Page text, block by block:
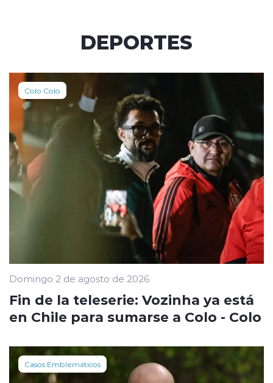
DEPORTES
Colo Colo
Domingo 2 de agosto de 2026
Fin de la teleserie: Vozinha ya está
en Chile para sumarse a Colo - Colo
Casos Emblemáticos